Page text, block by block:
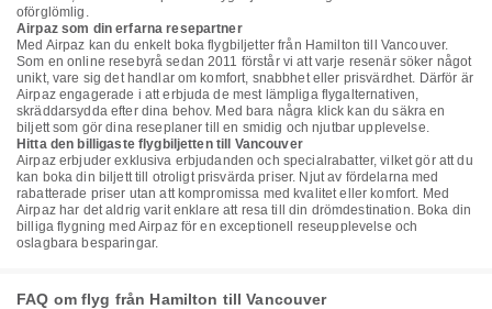
oförglömlig.
Airpaz som din erfarna resepartner
Med Airpaz kan du enkelt boka flygbiljetter från Hamilton till Vancouver.
Som en online resebyrå sedan 2011 förstår vi att varje resenär söker något
unikt, vare sig det handlar om komfort, snabbhet eller prisvärdhet. Därför är
Airpaz engagerade i att erbjuda de mest lämpliga flygalternativen,
skräddarsydda efter dina behov. Med bara några klick kan du säkra en
biljett som gör dina reseplaner till en smidig och njutbar upplevelse.
Hitta den billigaste flygbiljetten till Vancouver
Airpaz erbjuder exklusiva erbjudanden och specialrabatter, vilket gör att du
kan boka din biljett till otroligt prisvärda priser. Njut av fördelarna med
rabatterade priser utan att kompromissa med kvalitet eller komfort. Med
Airpaz har det aldrig varit enklare att resa till din drömdestination. Boka din
billiga flygning med Airpaz för en exceptionell reseupplevelse och
oslagbara besparingar.
FAQ om flyg från Hamilton till Vancouver